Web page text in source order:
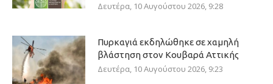
Δευτέρα, 10 Αυγούστου 2026, 9:28
Πυρκαγιά εκδηλώθηκε σε χαμηλή
βλάστηση στον Κουβαρά Αττικής
Δευτέρα, 10 Αυγούστου 2026, 9:23